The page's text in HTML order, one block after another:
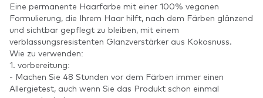
Eine permanente Haarfarbe mit einer 100% veganen
Formulierung, die Ihrem Haar hilft, nach dem Färben glänzend
und sichtbar gepflegt zu bleiben, mit einem
verblassungsresistenten Glanzverstärker aus Kokosnuss.
Wie zu verwenden:
1. vorbereitung:
- Machen Sie 48 Stunden vor dem Färben immer einen
Allergietest, auch wenn Sie das Produkt schon einmal